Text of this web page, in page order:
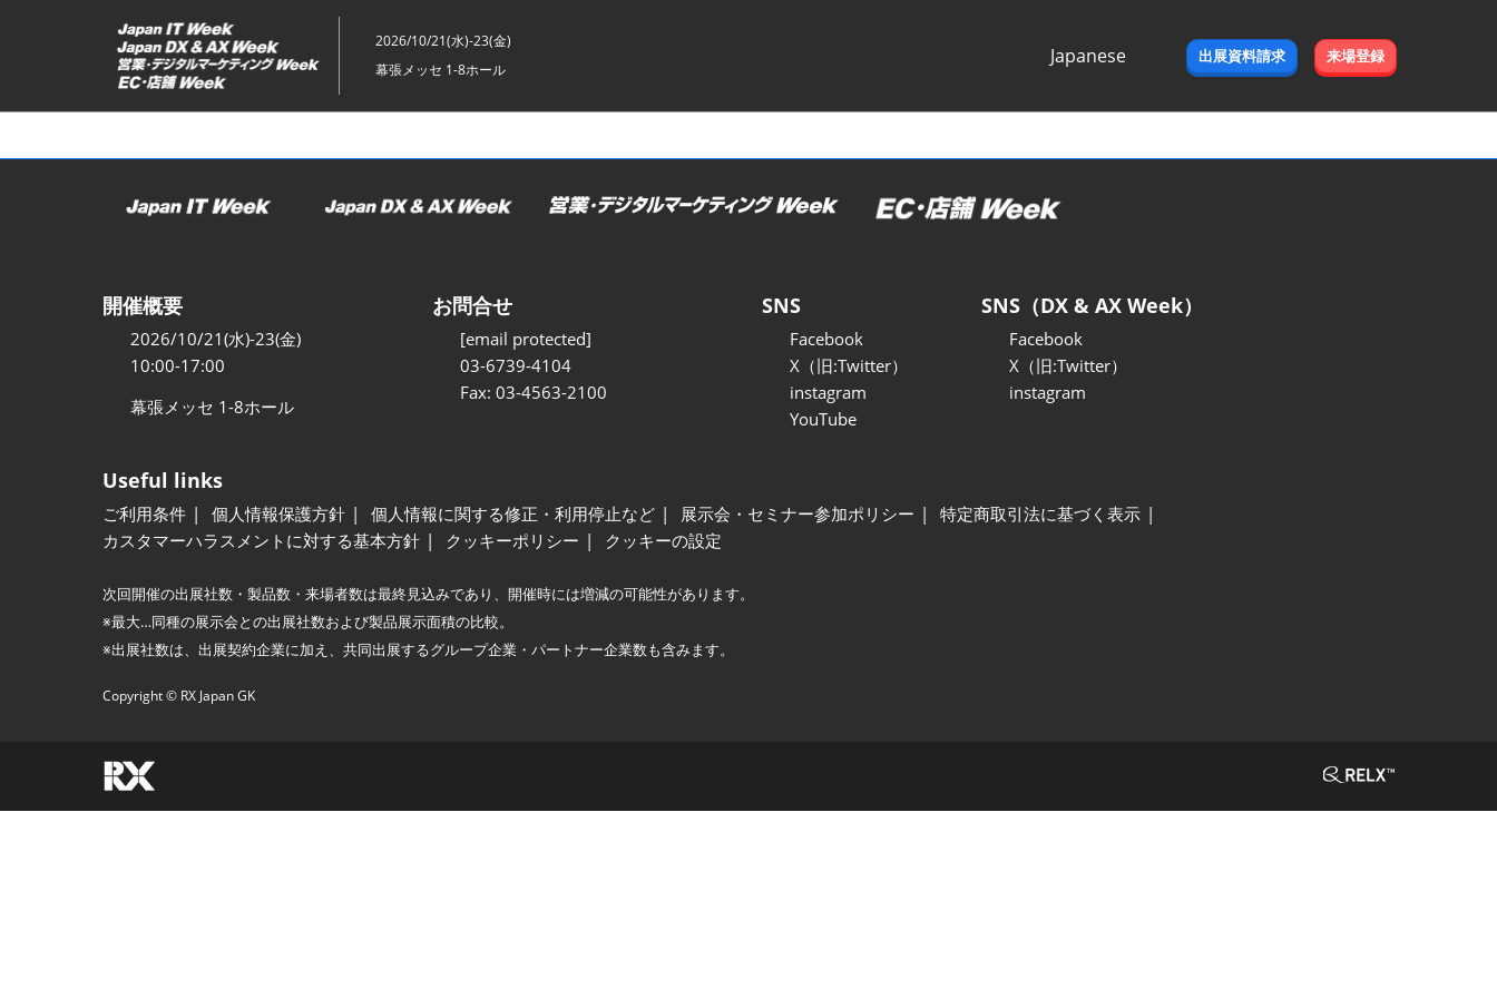
ッ
2026/10/21(水)-23(金)
幕張メッセ 1-8ホール
Japanese
出展資料請求 来場登録
開催概要
2026/10/21(水)-23(金)
10:00-17:00
幕張メッセ 1-8ホール
お問合せ
[email protected]
03-6739-4104
Fax: 03-4563-2100
SNS
Facebook
X（旧:Twitter）
instagram
YouTube
SNS（DX & AX Week）
Facebook
X（旧:Twitter）
instagram
Useful links
ご利用条件 個人情報保護方針 個人情報に関する修正・利用停止など 展示会・セミナー参加ポリシー
特定商取引法に基づく表示
カスタマーハラスメントに対する基本方針
クッキーポリシー クッキーの設定
次回開催の出展社数・製品数・来場者数は最終見込みであり、開催時には増減の可能性があります。
※最大…同種の展示会との出展社数および製品展示面積の比較。
※出展社数は、出展契約企業に加え、共同出展するグループ企業・パートナー企業数も含みます。
Copyright © RX Japan GK